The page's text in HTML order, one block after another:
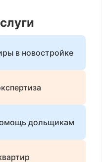
в новостройке
дольщикам